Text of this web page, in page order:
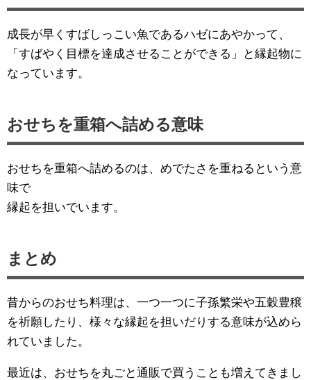
成長が早くすばしっこい魚であるハゼにあやかって、
「すばやく目標を達成させることができる」と縁起物に
なっています。
おせちを重箱へ詰める意味
おせちを重箱へ詰めるのは、めでたさを重ねるという意
味で
縁起を担いでいます。
まとめ
昔からのおせち料理は、一つ一つに子孫繁栄や五穀豊穣
を祈願したり、様々な縁起を担いだりする意味が込めら
れていました。
最近は、おせちを丸ごと通販で買うことも増えてきまし